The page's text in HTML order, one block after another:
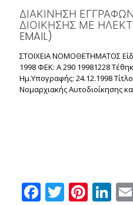
ΔΙΑΚΙΝΗΣΗ
ΔΙΟΙΚΗΣΗΣ ΜΕ
EMAIL)
ΣΤΟΙΧΕΙΑ ΝΟΜΟΘΕΤΗΜΑΤΟΣ
1998 ΦΕΚ: Α 290 19981228
Ημ.Υπογραφής: 24.12.1998
Νομαρχιακής Αυτοδιοίκησης
Facebook
Twitter